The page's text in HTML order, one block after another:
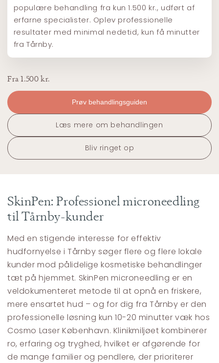
populære behandling fra kun 1.500 kr., udført af
erfarne specialister. Oplev professionelle
resultater med minimal nedetid, kun få minutter
fra Tårnby.
Fra 1.500 kr.
Prøv behandlingsguiden
Læs mere om behandlingen
Bliv ringet op
SkinPen: Professionel microneedling
til Tårnby-kunder
Med en stigende interesse for effektiv
hudfornyelse i Tårnby søger flere og flere lokale
kunder mod pålidelige kosmetiske behandlinger
tæt på hjemmet. SkinPen microneedling er en
veldokumenteret metode til at opnå en friskere,
mere ensartet hud – og for dig fra Tårnby er den
professionelle løsning kun 10-20 minutter væk hos
Cosmo Laser København. Klinikmiljøet kombinerer
ro, erfaring og tryghed, hvilket er afgørende for
de mange familier og pendlere, der prioriterer